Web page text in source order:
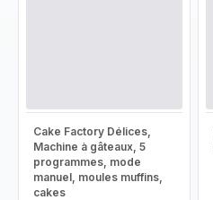
Cake Factory Délices,
Machine à gâteaux, 5
programmes, mode
manuel, moules muffins,
cakes